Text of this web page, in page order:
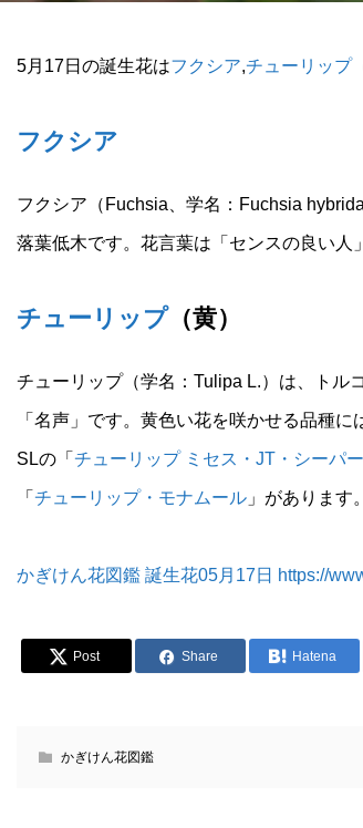
5月17日の誕生花はフクシア,チューリップ
フクシア
フクシア（Fuchsia、学名：Fuchsia
落葉低木です。花言葉は「センスの良い人
チューリップ（黄）
チューリップ（学名：Tulipa L.）は、トル
「名声」です。黄色い花を咲かせる品種に
SLの「 チューリップ ミセス・JT・シーパー
「 チューリップ・モナムール 」があります。
かぎけん花図鑑 誕生花05月17日 https://
Post Share Hatena
かぎけん花図鑑